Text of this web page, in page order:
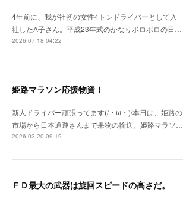
4年前に、我が社初の女性4トンドライバーとして入
社したA子さん。平成23年式のかなりボロボロの日…
2026.07.18 04:22
姫路マラソン応援物資！
新人ドライバー頑張ってます(/・ω・)/本日は、姫路の
市場から日本通運さんまで果物の輸送。姫路マラソ…
2026.02.20 09:19
ＦＤ最大の武器は旋回スピードの高さだ。